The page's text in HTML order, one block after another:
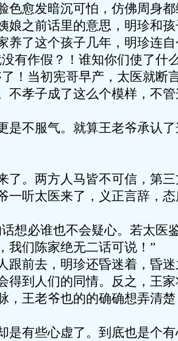
愈发暗沉可怕，仿佛周身都
娘之前话里的意思，明珍和
了这个孩子几年，明珍连自
有作假？！谁知你们使了
！当初宪哥早产，太医就断
不孝子成了这么个模样，不
是不服气。就算王老爷承认
。两方人马皆不可信，第三
一听太医来了，义正言辞，
想必谁也不会疑心。若太医
我们陈家绝无二话可说！”
跟前去，明珍还昏迷着，昏
得到人们的同情。反之，王
，王老爷也的的确确想弄清
是有些心虚了。到底也是个